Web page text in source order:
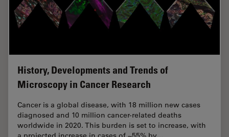
History, Developments and Trends of
Microscopy in Cancer Research
Cancer is a global disease, with 18 million new cases
diagnosed and 10 million cancer-related deaths
worldwide in 2020. This burden is set to increase, with